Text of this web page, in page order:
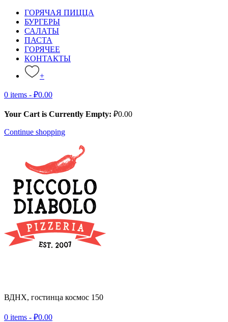
ГОРЯЧАЯ ПИЦЦА
БУРГЕРЫ
САЛАТЫ
ПАСТА
ГОРЯЧЕЕ
КОНТАКТЫ
+
0 items - ₽0.00
Your Cart is Currently Empty: ₽0.00
Continue shopping
ВДНХ, гостинца космос 150
0 items - ₽0.00